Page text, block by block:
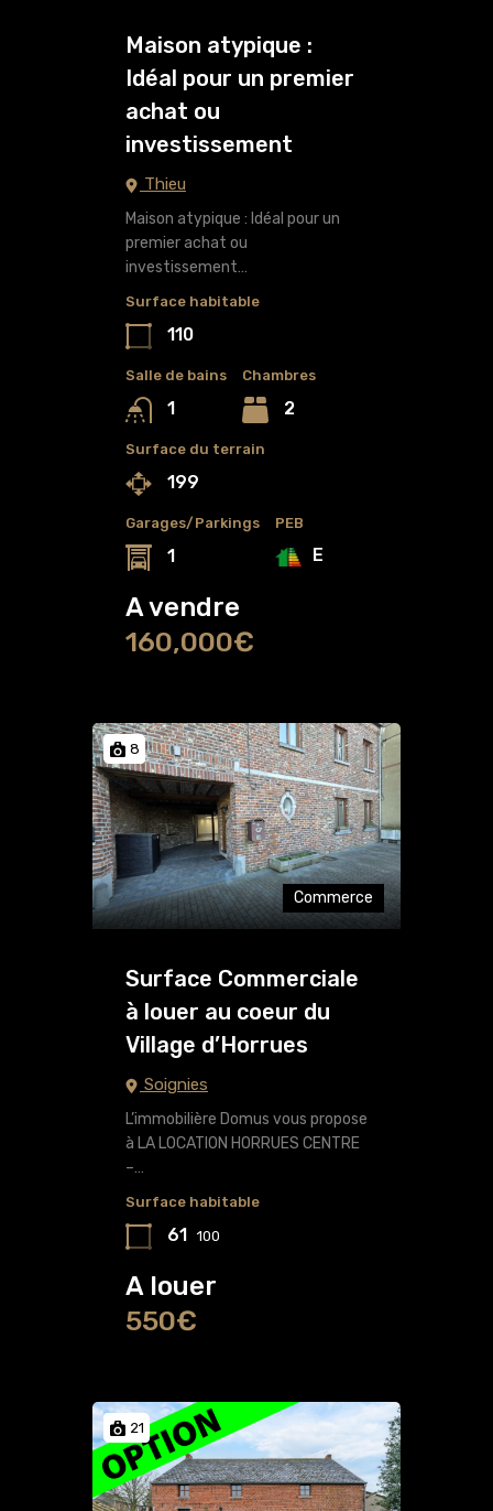
Maison atypique :
Idéal pour un premier
achat ou
investissement
Thieu
Maison atypique : Idéal pour un
premier achat ou
investissement…
Surface habitable
110
Salle de bains
1
Chambres
2
Surface du terrain
199
Garages/Parkings
1
PEB
E
A vendre
160,000€
8
Commerce
Surface Commerciale
à louer au coeur du
Village d’Horrues
Soignies
L’immobilière Domus vous propose
à LA LOCATION HORRUES CENTRE
–…
Surface habitable
61 100
A louer
550€
21